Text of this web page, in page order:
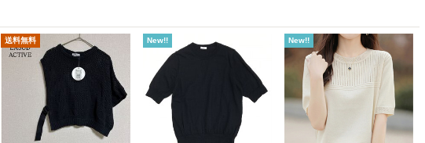
送料無料 New!! New!!